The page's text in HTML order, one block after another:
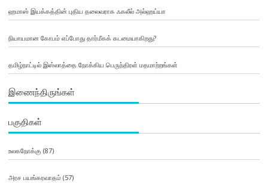
ஹமாஸ் இயக்கத்தின் புதிய தலைவராக ஃகலீல் அல்ஹய்யா
நியாயமான கோபம் எப்போது தார்மீகக் கடமையாகிறது?
தமிழ்நாட்டில் இஸ்லாத்தை நோக்கிய பெருந்திரள் மதமாற்றங்கள்
இணைந்திருங்கள்
பகுதிகள்
உலகநோக்கு (87)
அரச பயங்கரவாதம்(57)